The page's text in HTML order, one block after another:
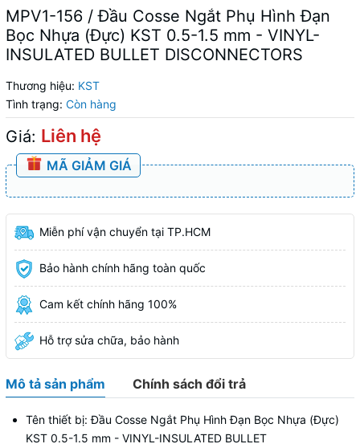
MPV1-156 / Đầu Cosse Ngắt Phụ Hình Đạn
Bọc Nhựa (Đực) KST 0.5-1.5 mm - VINYL-
INSULATED BULLET DISCONNECTORS
Thương hiệu: KST
Tình trạng: Còn hàng
Giá: Liên hệ
MÃ GIẢM GIÁ
Miễn phí vận chuyển tại TP.HCM
Bảo hành chính hãng toàn quốc
Cam kết chính hãng 100%
Hỗ trợ sửa chữa, bảo hành
Mô tả sản phẩm Chính sách đổi trả
Tên thiết bị: Đầu Cosse Ngắt Phụ Hình Đạn Bọc Nhựa (Đực)
KST 0.5-1.5 mm - VINYL-INSULATED BULLET